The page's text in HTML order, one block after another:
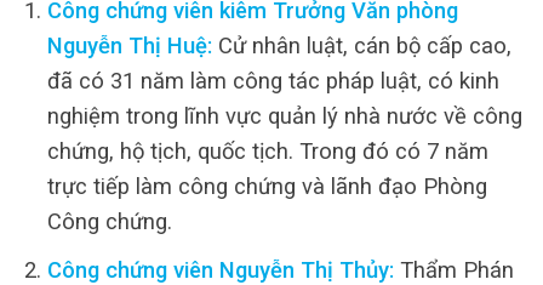
Công chứng viên kiêm Trưởng Văn phòng
Nguyễn Thị Huệ: Cử nhân luật, cán bộ cấp cao,
đã có 31 năm làm công tác pháp luật, có kinh
nghiệm trong lĩnh vực quản lý nhà nước về công
chứng, hộ tịch, quốc tịch. Trong đó có 7 năm
trực tiếp làm công chứng và lãnh đạo Phòng
Công chứng.
Công chứng viên Nguyễn Thị Thủy: Thẩm Phán